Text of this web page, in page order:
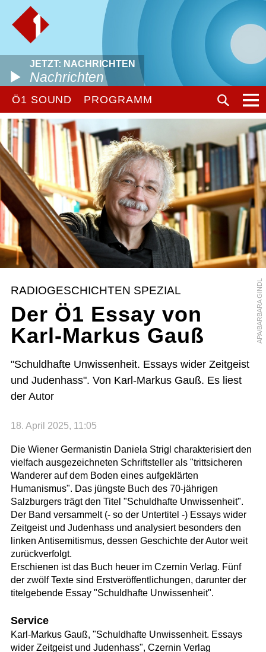
JETZT: NACHRICHTEN
Nachrichten
Ö1 SOUND PROGRAMM
APA/BARBARA GINDL
RADIOGESCHICHTEN SPEZIAL
Der Ö1 Essay von
Karl-Markus Gauß
"Schuldhafte Unwissenheit. Essays wider Zeitgeist
und Judenhass". Von Karl-Markus Gauß. Es liest
der Autor
18. April 2025, 11:05
Die Wiener Germanistin Daniela Strigl charakterisiert den
vielfach ausgezeichneten Schriftsteller als "trittsicheren
Wanderer auf dem Boden eines aufgeklärten
Humanismus". Das jüngste Buch des 70-jährigen
Salzburgers trägt den Titel "Schuldhafte Unwissenheit".
Der Band versammelt (- so der Untertitel -) Essays wider
Zeitgeist und Judenhass und analysiert besonders den
linken Antisemitismus, dessen Geschichte der Autor weit
zurückverfolgt.
Erschienen ist das Buch heuer im Czernin Verlag. Fünf
der zwölf Texte sind Erstveröffentlichungen, darunter der
titelgebende Essay "Schuldhafte Unwissenheit".
Service
Karl-Markus Gauß, "Schuldhafte Unwissenheit. Essays
wider Zeitgeist und Judenhass", Czernin Verlag